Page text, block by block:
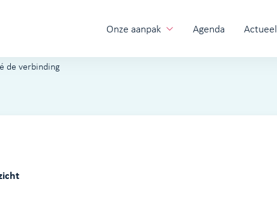
Onze aanpak Agenda Actueel
de verbinding